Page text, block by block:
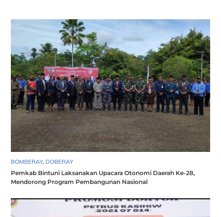
BOMBERAY, DOBERAY
Pemkab Bintuni Laksanakan Upacara Otonomi Daerah Ke-28,
Mendorong Program Pembangunan Nasional